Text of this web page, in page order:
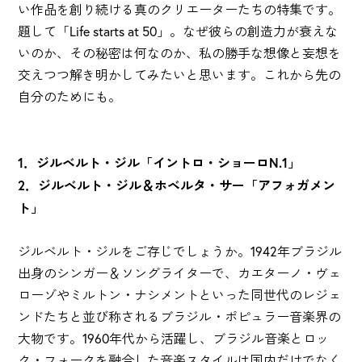
い作品を創り続ける真のクリエーターたちの特集です。
題して「Life starts at 50」。なぜ彼らの創造力が衰えな
いのか、その秘密は何なのか、私の勝手な想像と妄想を
交えつつ解き明かしてみたいと思います。これから先の
自分のためにも。
1．ジルベルト・ジル「イントロ・ショーロN.1」
2．ジルベルト・ジル＆ホベルタ・サー「アフォガメン
ト」
ジルベルト・ジルをご存じでしょうか。1942年ブラジル
出身のシンガー＆ソングライターで、カエターノ・ヴェ
ローゾやミルトン・ナシメントといった同世代のレジェ
ンドたちと並び称されるブラジル・ポピュラー音楽界の
大物です。1960年代から活躍し、ブラジル音楽とロッ